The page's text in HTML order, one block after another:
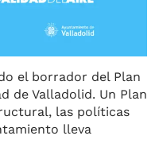
el borrador del Plan
de Valladolid. Un Plan
las políticas
lleva